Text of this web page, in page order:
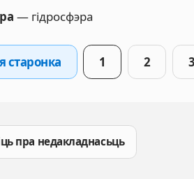
— гідросфэра
старонка 1 2 3
пра недакладнасьць